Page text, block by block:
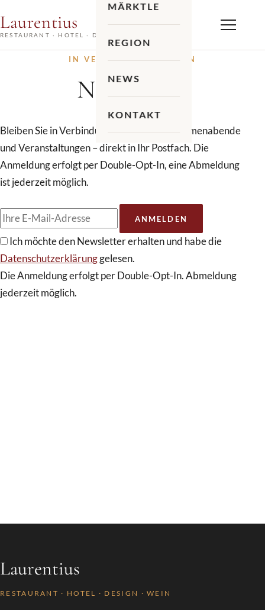
Laurentius
RESTAURANT · HOTEL · DESIGN · WEIN
MÄRKTLE
REGION
NEWS
KONTAKT
Menü
IN VERBINDUNG BLEIBEN
Newsletter
Bleiben Sie in Verbindung: Neuigkeiten, Themenabende
und Veranstaltungen – direkt in Ihr Postfach. Die
Anmeldung erfolgt per Double-Opt-In, eine Abmeldung
ist jederzeit möglich.
E-Mail-Adresse
ANMELDEN
Ich möchte den Newsletter erhalten und habe die
Datenschutzerklärunggelesen.
Die Anmeldung erfolgt per Double-Opt-In. Abmeldung
jederzeit möglich.
Laurentius
RESTAURANT · HOTEL · DESIGN · WEIN